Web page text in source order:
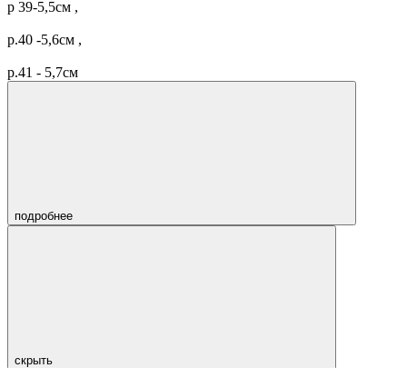
р 39-5,5см ,
р.40 -5,6см ,
р.41 - 5,7см
подробнее
скрыть